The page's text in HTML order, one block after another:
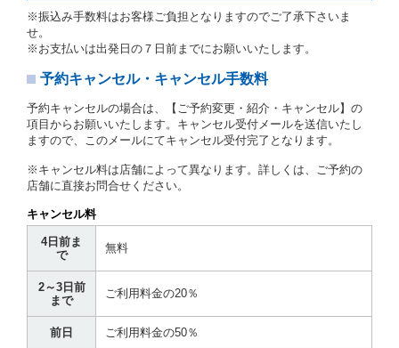
当社及び借受人は、予約が取り消され、又は貸渡契約
が締結されなかったことについて、第４条及び第５条
に定める場合を除き、相互に何らの請求をしないもの
とします。
第３章／貸 渡 し
第７条（貸渡契約の締結）
借受人は第２条第１項に定める借受条件を明示し、当
貸渡契約を締結するものとします。ただし、貸し渡す
ことができるレンタカーがない場合又は借受人若しく
は運転者が第８条第１項若しくは第２項各号のいずれ
かに該当する場合を除きます。
貸渡契約を締結した場合、借受人は当社に第１0条第
１項に定める貸渡料金を支払うものとします。
運転者の義務と定められた事項を遵守するものとしま
す。
当社は、監督官庁の基本通達（注１）に基づき、貸渡
※振込み手数料はお客様ご負担となりますのでご了承下さいま
せ。
※お支払いは出発日の７日前までにお願いいたします。
予約キャンセル・キャンセル手数料
予約キャンセルの場合は、【ご予約変更・紹介・キャンセル】の
項目からお願いいたします。キャンセル受付メールを送信いたし
ますので、このメールにてキャンセル受付完了となります。
※キャンセル料は店舗によって異なります。詳しくは、ご予約の
店舗に直接お問合せください。
キャンセル料
4日前ま
で
無料
2～3日前
まで
ご利用料金の20％
前日 ご利用料金の50％